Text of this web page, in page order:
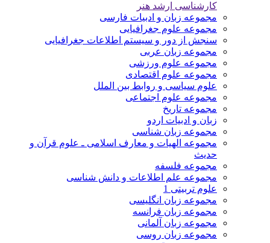
کارشناسی ارشد هنر
مجموعه زبان و ادبیات فارسی
مجموعه علوم جغرافیایی
سنجش از دور و سیستم اطلاعات جغرافیایی
مجموعه زبان عربی
مجموعه علوم ورزشی
مجموعه علوم اقتصادی
علوم سیاسی و روابط بین الملل
مجموعه علوم اجتماعی
مجموعه تاریخ
زبان و ادبیات اردو
مجموعه زبان شناسی
مجموعه الهیات و معارف اسلامی ـ علوم قرآن و
حدیث
مجموعه فلسفه
مجموعه علم اطلاعات و دانش شناسی
علوم تربیتی 1
مجموعه زبان انگلیسی
مجموعه زبان فرانسه
مجموعه زبان آلمانی
مجموعه زبان روسی